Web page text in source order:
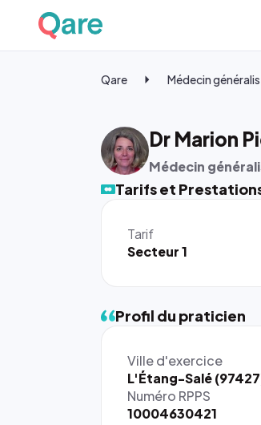
Qare Médecin
Dr Marion
Médecin
Tarifs et
Tarif
Secteur 1
Profil du praticien
Ville d'exercice
L'Étang-Salé
Numéro RPPS
10004630421